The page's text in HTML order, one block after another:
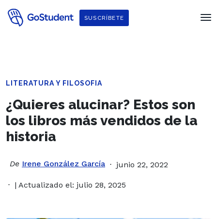
SUSCRÍBETE
LITERATURA Y FILOSOFIA
¿Quieres alucinar? Estos son
los libros más vendidos de la
historia
De Irene González García junio 22, 2022
| Actualizado el: julio 28, 2025